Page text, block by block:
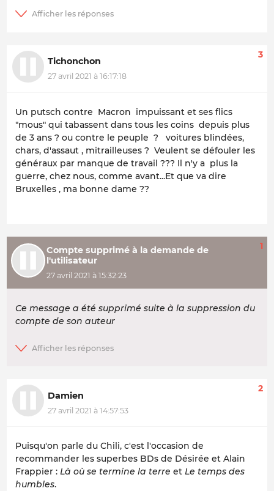
Tichonchon
27 avril 2021 à 16:17:18
3
Un putsch contre Macron impuissant et ses flics
"mous" qui tabassent dans tous les coins depuis plus
de 3 ans ? ou contre le peuple ? voitures blindées,
chars, d'assaut , mitrailleuses ? Veulent se défouler les
généraux par manque de travail ??? Il n'y a plus la
guerre, chez nous, comme avant...Et que va dire
Bruxelles , ma bonne dame ??
Compte supprimé à la demande de
l'utilisateur
27 avril 2021 à 15:32:23
1
Ce message a été supprimé suite à la suppression du
compte de son auteur
Damien
27 avril 2021 à 14:57:53
2
Puisqu'on parle du Chili, c'est l'occasion de
recommander les superbes BDs de Désirée et Alain
Frappier : Là où se termine la terre et Le temps des
humbles.